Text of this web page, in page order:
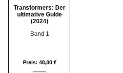
Transformers: Der
ultimative Guide
(2024)
Band 1
Preis: 48,00 €